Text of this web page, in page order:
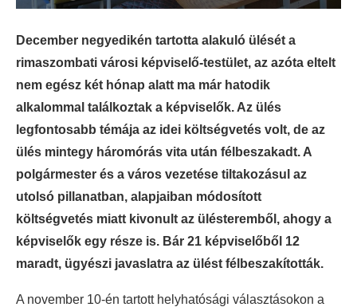
December negyedikén tartotta alakuló ülését a
rimaszombati városi képviselő-testület, az azóta eltelt
nem egész két hónap alatt ma már hatodik
alkalommal találkoztak a képviselők. Az ülés
legfontosabb témája az idei költségvetés volt, de az
ülés mintegy háromórás vita után félbeszakadt. A
polgármester és a város vezetése tiltakozásul az
utolsó pillanatban, alapjaiban módosított
költségvetés miatt kivonult az ülésteremből, ahogy a
képviselők egy része is. Bár 21 képviselőből 12
maradt, ügyészi javaslatra az ülést félbeszakították.
A november 10-én tartott helyhatósági választásokon a